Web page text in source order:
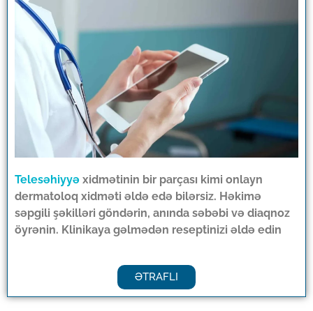
Telesəhiyyə xidmətinin bir parçası kimi onlayn
dermatoloq xidməti əldə edə bilərsiz. Həkimə
səpgili şəkilləri göndərin, anında səbəbi və diaqnoz
öyrənin. Klinikaya gəlmədən reseptinizi əldə edin
ƏTRAFLI